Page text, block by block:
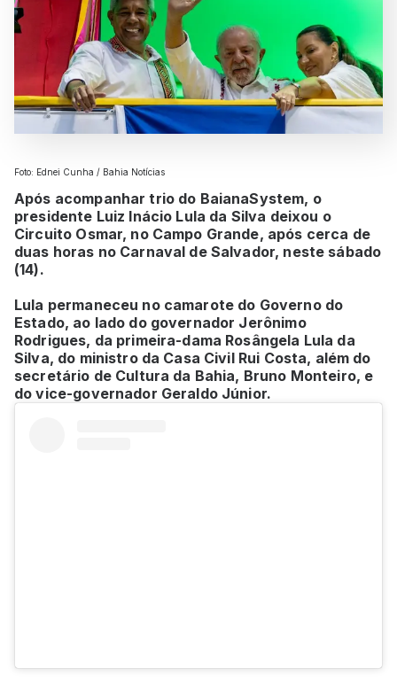
Foto: Ednei Cunha / Bahia Notícias
Após acompanhar trio do BaianaSystem, o
presidente Luiz Inácio Lula da Silva deixou o
Circuito Osmar, no Campo Grande, após cerca de
duas horas no Carnaval de Salvador, neste sábado
(14).
Lula permaneceu no camarote do Governo do
Estado, ao lado do governador Jerônimo
Rodrigues, da primeira-dama Rosângela Lula da
Silva, do ministro da Casa Civil Rui Costa, além do
secretário de Cultura da Bahia, Bruno Monteiro, e
do vice-governador Geraldo Júnior.